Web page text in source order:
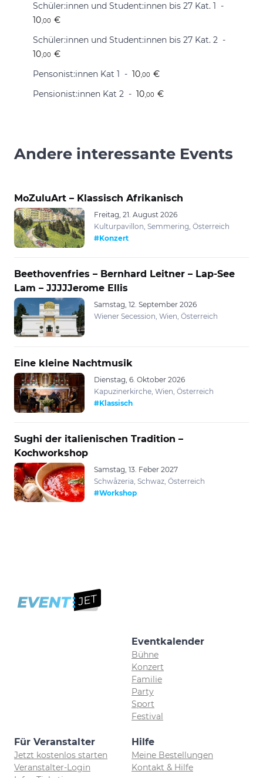
Schüler:innen und Student:innen bis 27 Kat. 1
10,00 €
Schüler:innen und Student:innen bis 27 Kat. 2
10,00 €
Pensonist:innen Kat 1
10,00 €
Pensionist:innen Kat 2
10,00 €
Andere interessante Events
MoZuluArt – Klassisch Afrikanisch
Freitag, 21. August 2026
Kulturpavillon, Semmering, Österreich
#Konzert
Beethovenfries – Bernhard Leitner – Lap-See
Lam – JJJJJerome Ellis
Samstag, 12. September 2026
Wiener Secession, Wien, Österreich
Eine kleine Nachtmusik
Dienstag, 6. Oktober 2026
Kapuzinerkirche, Wien, Österreich
#Klassisch
Sughi der italienischen Tradition –
Kochworkshop
Samstag, 13. Feber 2027
Schwåzeria, Schwaz, Österreich
#Workshop
Eventkalender
Bühne
Konzert
Familie
Party
Sport
Festival
Für Veranstalter
Jetzt kostenlos starten
Veranstalter-Login
Hilfe
Meine Bestellungen
Kontakt & Hilfe